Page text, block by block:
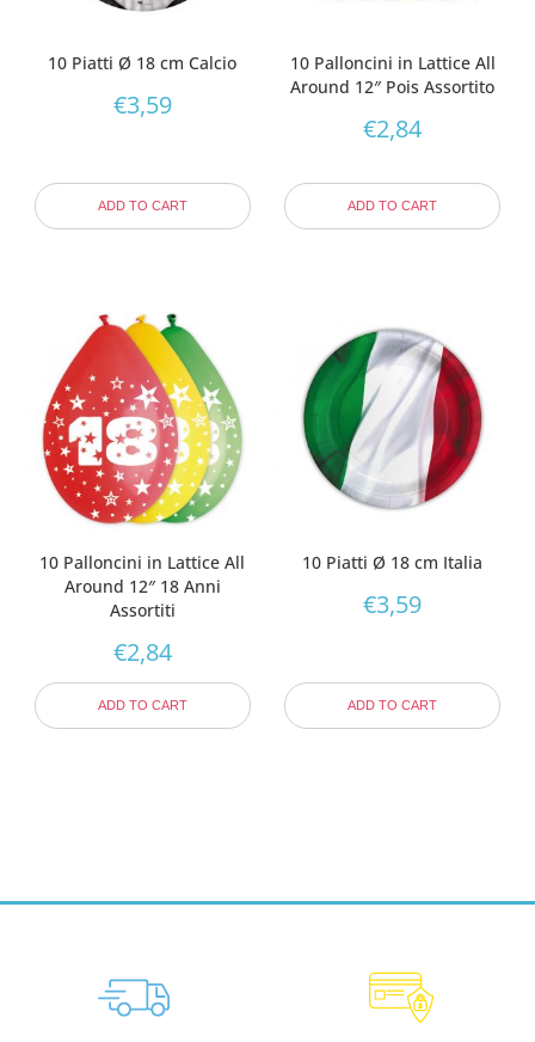
10 Piatti Ø 18 cm Calcio
€3,59
ADD TO CART
10 Palloncini in Lattice All
Around 12″ Pois Assortito
€2,84
ADD TO CART
10 Palloncini in Lattice All
Around 12″ 18 Anni
Assortiti
€2,84
ADD TO CART
10 Piatti Ø 18 cm Italia
€3,59
ADD TO CART